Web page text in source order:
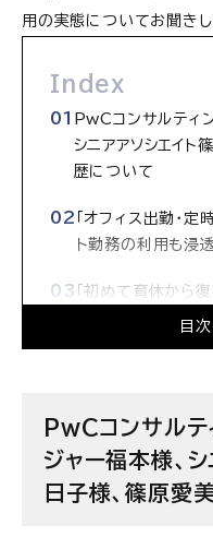
用の実態についてお聞きし
Index
目
PwCコンサルティ
シニアアソシエイ
歴について
「オフィス出勤・定
ト勤務の利用も浸
「初めて育休から
サルはプロジェク
いた時間で作業す
組織の垣根を越え
PwCコンサルテ
ジャー福本様、
日子様、篠原愛